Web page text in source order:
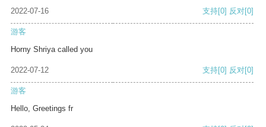
2022-07-16 支持[0] 反对[0]
游客
Horny Shriya called you
2022-07-12 支持[0] 反对[0]
游客
Hello, Greetings fr